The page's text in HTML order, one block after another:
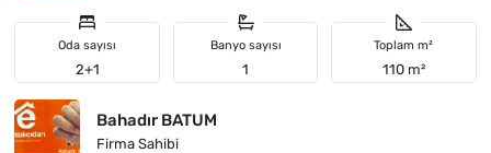
Oda sayısı
2+1
Banyo sayısı
1
Toplam m²
110 m²
Bahadır BATUM
Firma Sahibi